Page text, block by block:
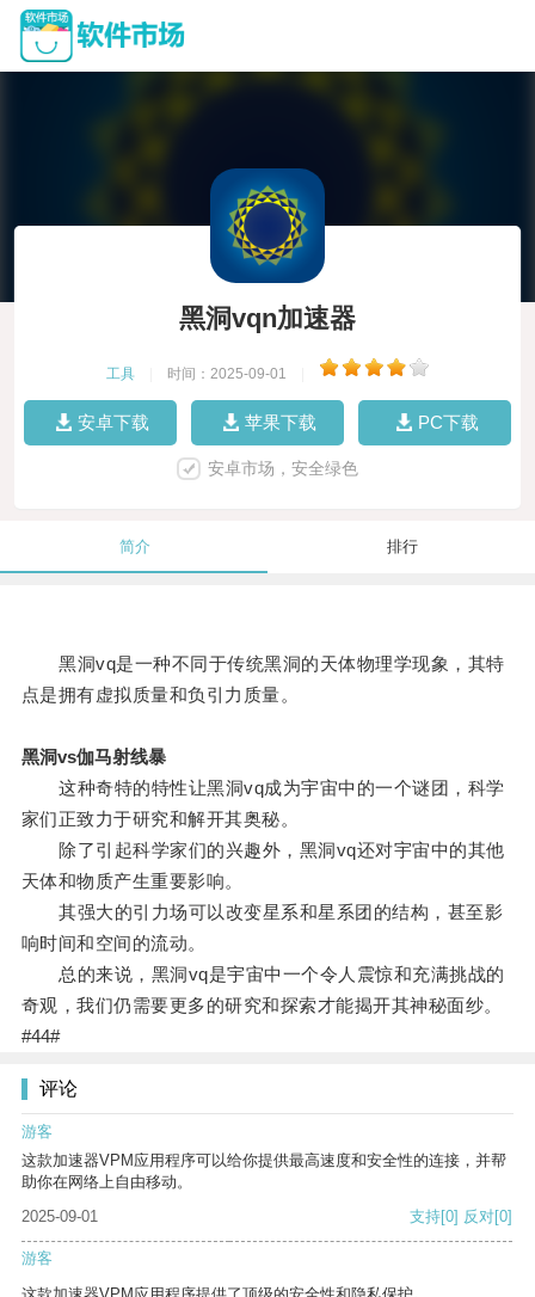
黑洞vqn加速器
工具 时间：2025-09-01
安卓下载 苹果下载 PC下载
安卓市场，安全绿色
简介 排行
黑洞vq是一种不同于传统黑洞的天体物理学现象，其特
点是拥有虚拟质量和负引力质量。
黑洞vs伽马射线暴
这种奇特的特性让黑洞vq成为宇宙中的一个谜团，科学
家们正致力于研究和解开其奥秘。
除了引起科学家们的兴趣外，黑洞vq还对宇宙中的其他
天体和物质产生重要影响。
其强大的引力场可以改变星系和星系团的结构，甚至影
响时间和空间的流动。
总的来说，黑洞vq是宇宙中一个令人震惊和充满挑战的
奇观，我们仍需要更多的研究和探索才能揭开其神秘面纱。
#44#
评论
游客
这款加速器VPM应用程序可以给你提供最高速度和安全性的连接，并帮
助你在网络上自由移动。
2025-09-01
支持[0] 反对[0]
游客